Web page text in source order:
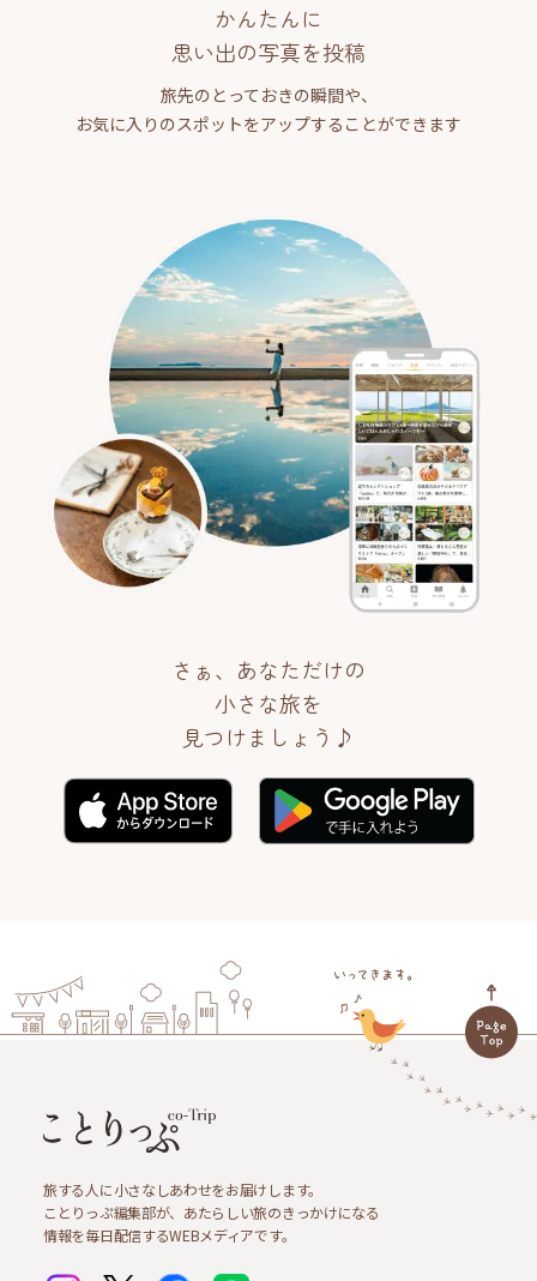
かんたんに
思い出の写真を投稿
旅先のとっておきの瞬間や、
お気に入りのスポットをアップすることができます
さぁ、あなただけの
小さな旅を
見つけましょう♪
旅する人に小さなしあわせをお届けします。
ことりっぷ編集部が、あたらしい旅のきっかけになる
情報を毎日配信するWEBメディアです。